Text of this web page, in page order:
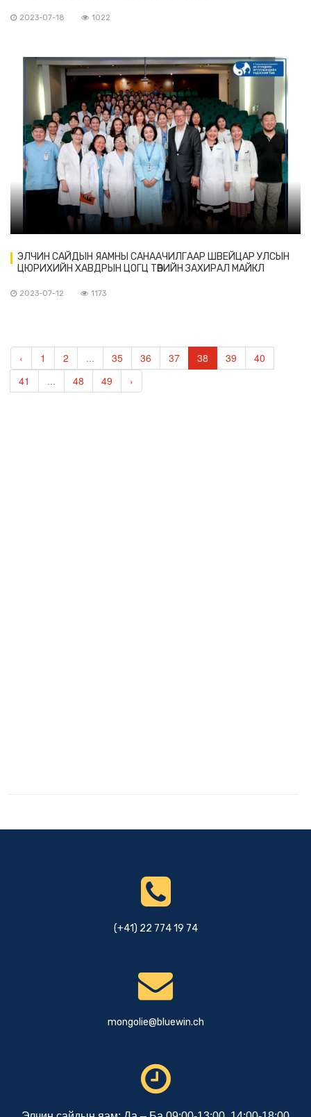
2023-07-18 1022
ЭЛЧИН САЙДЫН ЯАМНЫ САНААЧИЛГААР ШВЕЙЦАР УЛСЫН
ЦЮРИХИЙН ХАВДРЫН ЦОГЦ ТӨВИЙН ЗАХИРАЛ МАЙКЛ
2023-07-12 1173
‹ 1 2 ... 35 36 37 38 39
40
41
... 48 49 ›
(+41) 22 774 19 74
mongolie@bluewin.ch